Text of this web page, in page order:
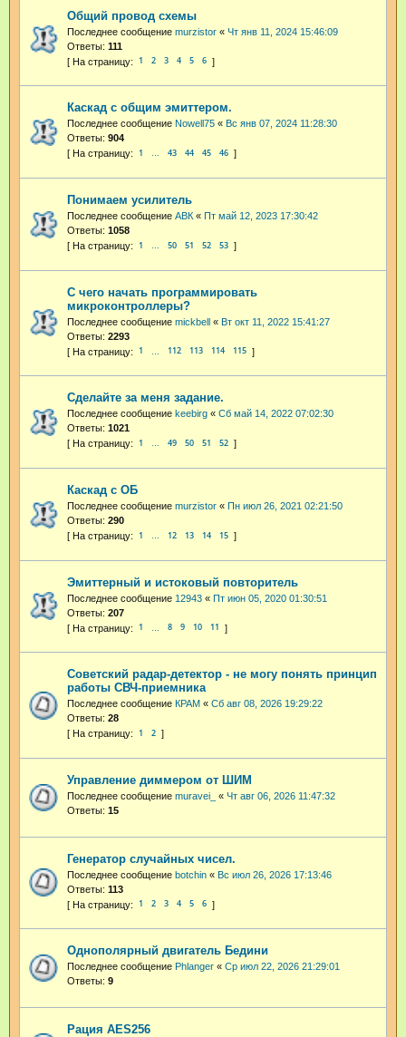
Общий провод схемы
Последнее сообщение murzistor « Чт янв 11, 2024 15:46:09
Ответы: 111
1 2 3 4 5 6
Каскад с общим эмиттером.
Последнее сообщение Nowell75 « Вс янв 07, 2024 11:28:30
Ответы: 904
1 … 43 44 45 46
Понимаем усилитель
Последнее сообщение АВК « Пт май 12, 2023 17:30:42
Ответы: 1058
1 … 50 51 52 53
С чего начать программировать
микроконтроллеры?
Последнее сообщение mickbell « Вт окт 11, 2022 15:41:27
Ответы: 2293
1 112 113 114 115
Сделайте за меня задание.
Последнее сообщение keebirg « Сб май 14, 2022 07:02:30
Ответы: 1021
1 … 49 50 51 52
Каскад с ОБ
Последнее сообщение murzistor « Пн июл 26, 2021 02:21:50
Ответы: 290
1 12 13 14 15
Эмиттерный и истоковый повторитель
Последнее сообщение 12943 « Пт июн 05, 2020 01:30:51
Ответы: 207
1 8 9 10 11
Советский радар-детектор - не могу понять принцип
работы СВЧ-приемника
Последнее сообщение КРАМ « Сб авг 08, 2026 19:29:22
Ответы: 28
1 2
Управление диммером от ШИМ
Последнее сообщение muravei_ « Чт авг 06, 2026 11:47:32
Ответы: 15
Генератор случайных чисел.
Последнее сообщение botchin « Вс июл 26, 2026 17:13:46
Ответы: 113
1 2 3 4 5 6
Однополярный двигатель Бедини
Последнее сообщение Phlanger « Ср июл 22, 2026 21:29:01
Ответы: 9
Рация AES256